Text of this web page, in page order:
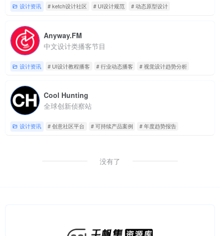
设计资讯 # ketch设计社区 # UI设计规范 # 动态原型设计
Anyway.FM
中文设计类播客节目
设计资讯 # UI设计教程播客 # 行业动态播客 # 视觉设计趋势分析
Cool Hunting
全球创新侦察站
设计资讯 # 创意社区平台 # 可持续产品案例 # 年度趋势报告
没有了